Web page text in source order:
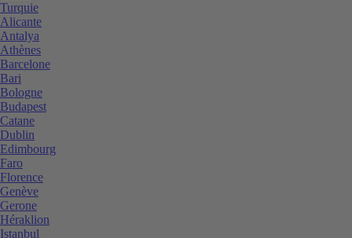
Turquie
Alicante
Antalya
Athènes
Barcelone
Bari
Bologne
Budapest
Catane
Dublin
Edimbourg
Faro
Florence
Genève
Gerone
Héraklion
Istanbul